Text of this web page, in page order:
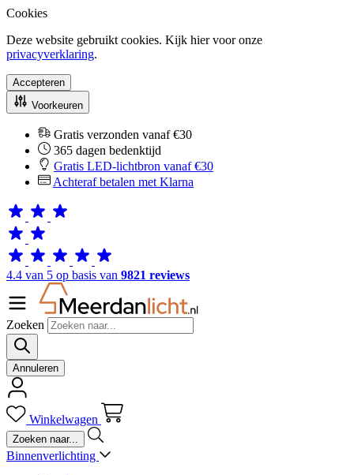
Cookies
Deze website gebruikt cookies. Kijk hier voor onze
privacyverklaring.
Accepteren
Voorkeuren
Gratis verzonden vanaf €30
365 dagen bedenktijd
Gratis LED-lichtbron vanaf €30
Achteraf betalen met Klarna
4.4 van 5 op basis van 9821 reviews
Zoeken
Annuleren
Winkelwagen
Binnenverlichting